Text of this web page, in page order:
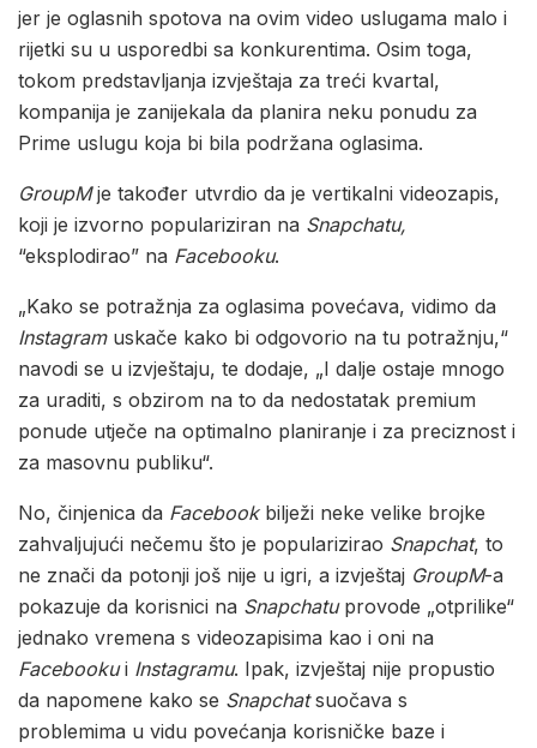
jer je oglasnih spotova na ovim video uslugama malo i
rijetki su u usporedbi sa konkurentima. Osim toga,
tokom predstavljanja izvještaja za treći kvartal,
kompanija je zanijekala da planira neku ponudu za
Prime uslugu koja bi bila podržana oglasima.
GroupMje također utvrdio da je vertikalni videozapis,
koji je izvorno populariziran na Snapchatu,
“eksplodirao” na Facebooku.
„Kako se potražnja za oglasima povećava, vidimo da
Instagramuskače kako bi odgovorio na tu potražnju,“
navodi se u izvještaju, te dodaje, „I dalje ostaje mnogo
za uraditi, s obzirom na to da nedostatak premium
ponude utječe na optimalno planiranje i za preciznost i
za masovnu publiku“.
No, činjenica da Facebookbilježi neke velike brojke
zahvaljujući nečemu što je popularizirao Snapchat, to
ne znači da potonji još nije u igri, a izvještaj GroupM-a
pokazuje da korisnici na Snapchatuprovode „otprilike“
jednako vremena s videozapisima kao i oni na
Facebookui Instagramu. Ipak, izvještaj nije propustio
da napomene kako se Snapchatsuočava s
problemima u vidu povećanja korisničke baze i